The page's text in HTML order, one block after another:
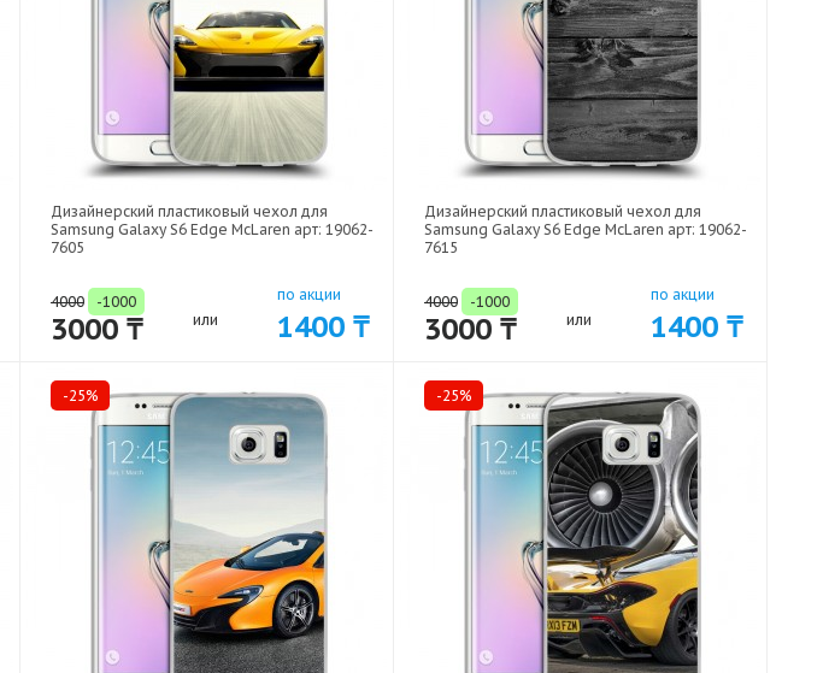
Дизайнерский пластиковый чехол для
Samsung Galaxy S6 Edge McLaren арт: 19062-
7605
4000 -1000
3000 ₸ или
по акции
1400 ₸
Дизайнерский пластиковый чехол для
Samsung Galaxy S6 Edge McLaren арт: 19062-
7615
4000 -1000
3000 ₸ или
по акции
1400 ₸
-25% -25%